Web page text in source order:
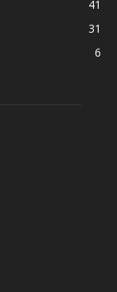
41
31
6